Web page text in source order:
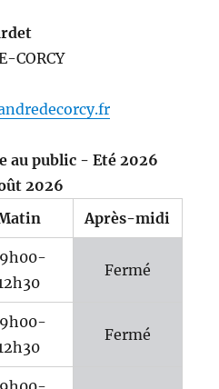
CORCY
au public - Eté 2026
2026
Après-midi
Fermé
Fermé